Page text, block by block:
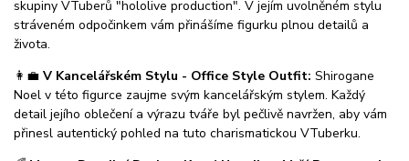
skupiny VTuberů "hololive production". V jejím uvolněném stylu
stráveném odpočinkem vám přinášíme figurku plnou detailů a
života.
👩‍💼 V Kancelářském Stylu - Office Style Outfit: Shirogane
Noel v této figurce zaujme svým kancelářským stylem. Každý
detail jejího oblečení a výrazu tváře byl pečlivě navržen, aby vám
přinesl autentický pohled na tuto charismatickou VTuberku.